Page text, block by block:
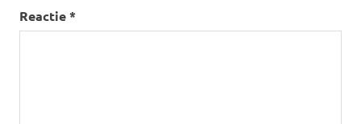
Reactie*